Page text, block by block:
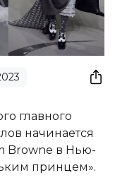
главного
начинается
Browne в Нью-
принцем».